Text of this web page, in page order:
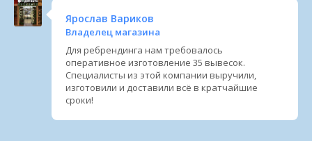
Ярослав Вариков
Владелец магазина
Для ребрендинга нам требовалось
оперативное изготовление 35 вывесок.
Специалисты из этой компании выручили,
изготовили и доставили всё в кратчайшие
сроки!